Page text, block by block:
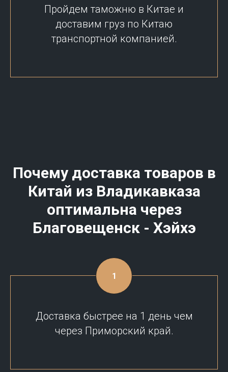
Пройдем таможню в Китае и
доставим груз по Китаю
транспортной компанией.
Почему доставка товаров в
Китай из Владикавказа
оптимальна через
Благовещенск - Хэйхэ
Доставка быстрее на 1 день чем
через Приморский край.